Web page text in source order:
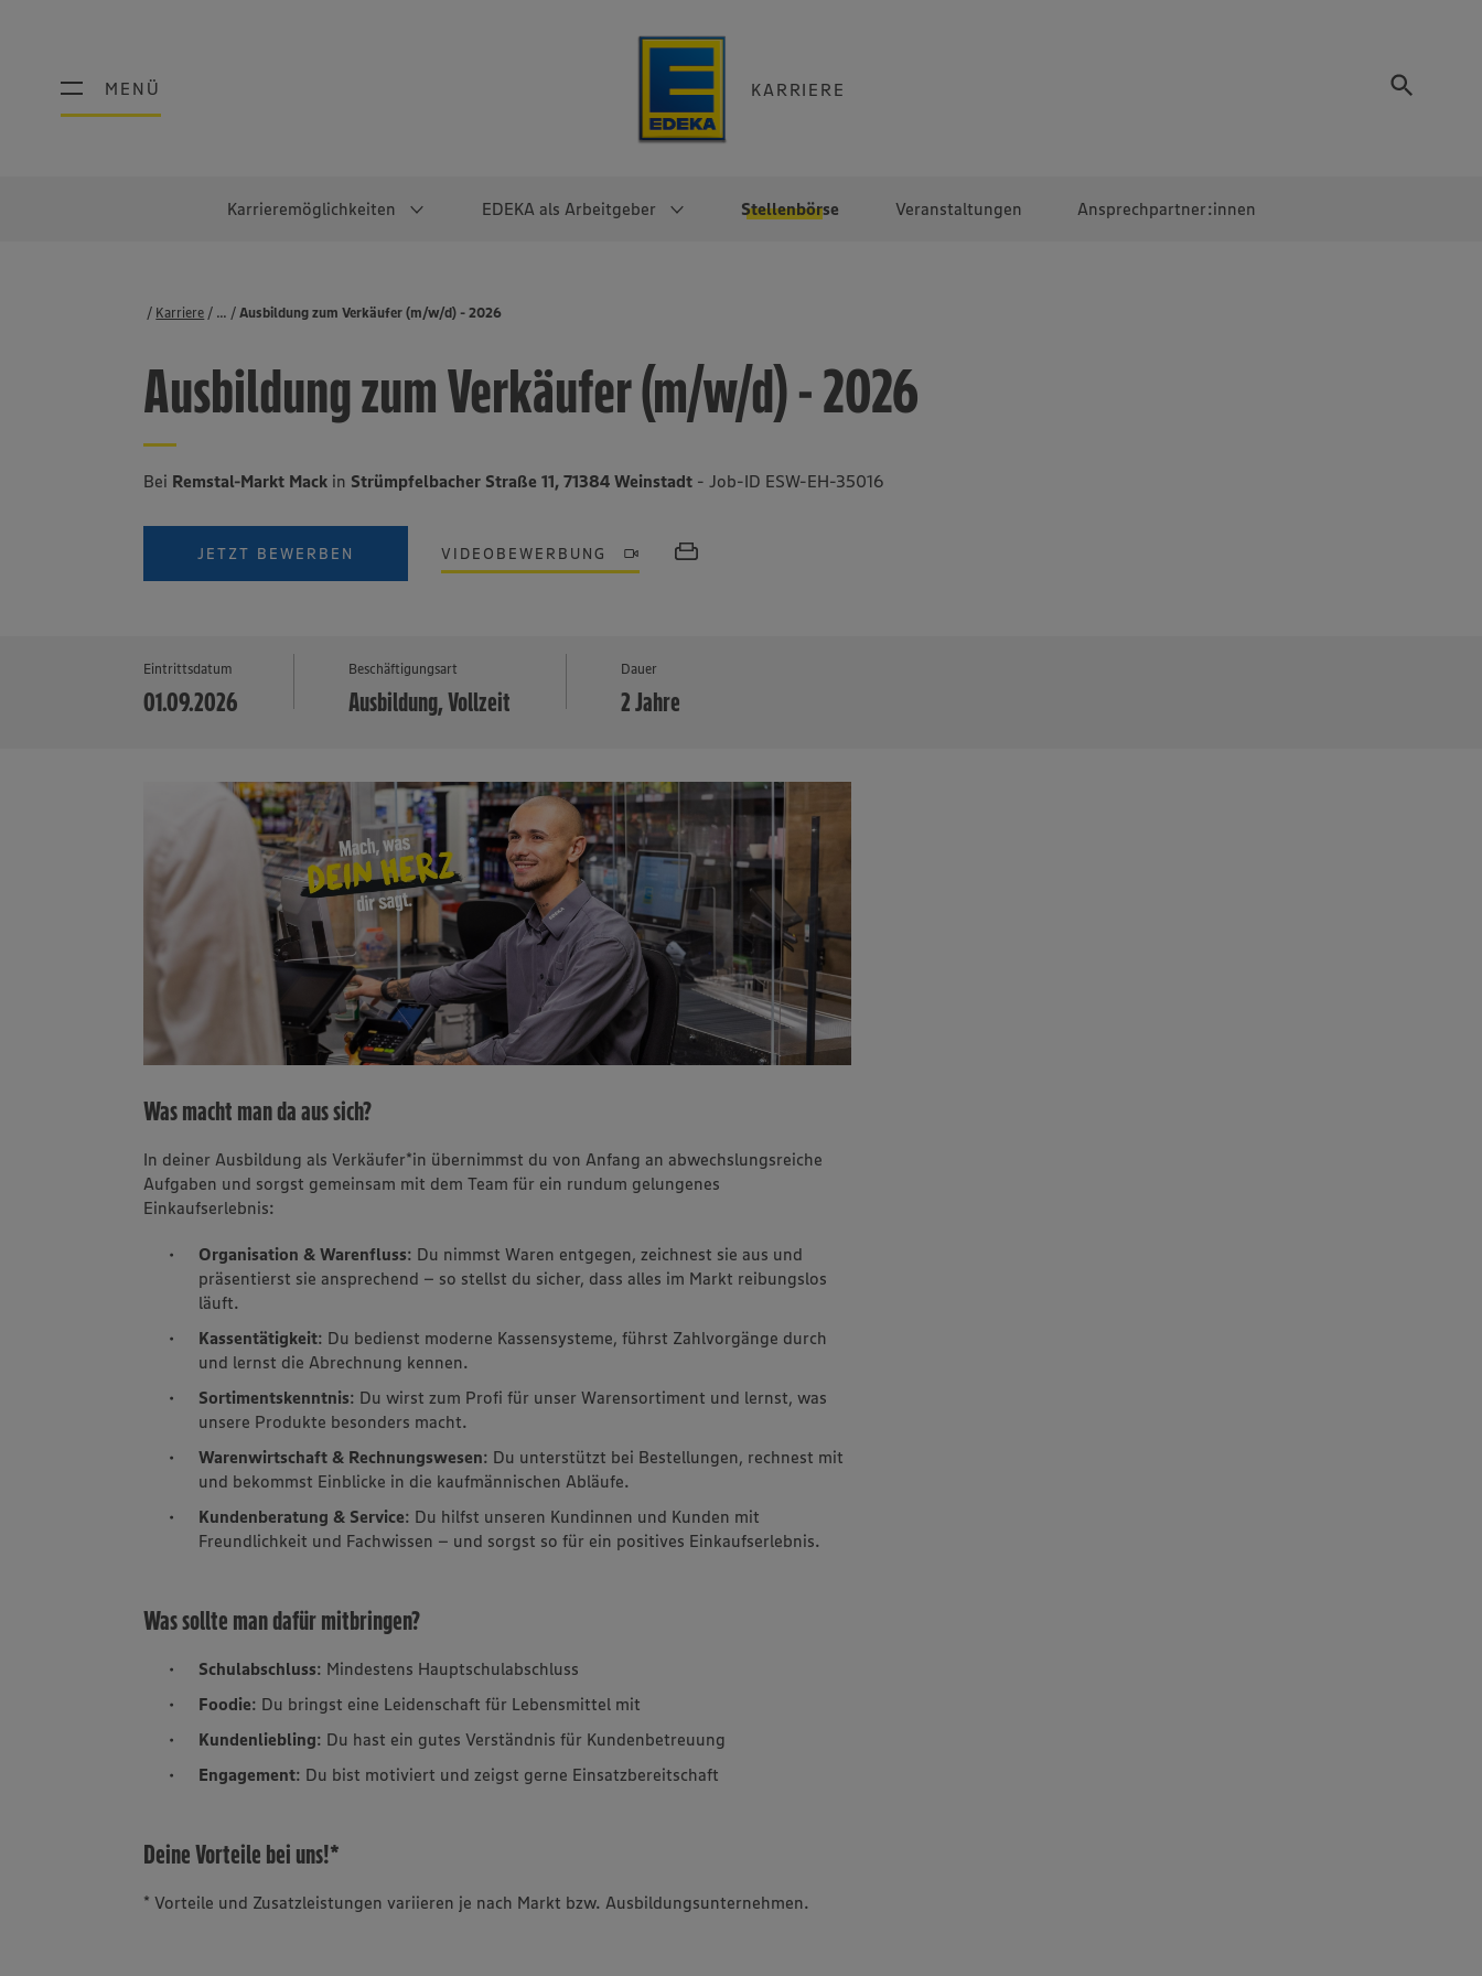
MENÜ KARRIERE
MENÜ
Karrieremöglichkeiten EDEKA als Arbeitgeber Stellenbörse Veranstaltungen Ansprechpartner:innen
Schülerpraktikum Abschlussarbeiten
Werkstudierendentätigkeit
Direkteinstieg
Noch Fragen?
Selbstständig mit EDEKA
Faires Gehalt
Diversität
Lebensmittelproduktion
Lager & Logistik
EDEKA-Zentrale
EDEKA Fruchtkontor
EDEKA-
Regionalgesellschaften
Karriere Stellenbörse
Ausbildung zum Verkäufer (m/w/d) - 2026
...
Ausbildung zum Verkäufer (m/w/d) - 2026
Bei Remstal-Markt Mack in Strümpfelbacher Straße 11, 71384 Weinstadt - Job-ID ESW-EH-35016
JETZT BEWERBEN VIDEOBEWERBUNG
Eintrittsdatum
01.09.2026
Beschäftigungsart
Ausbildung, Vollzeit
Dauer
2 Jahre
Was macht man da aus sich?
In deiner Ausbildung als Verkäufer*in übernimmst du von Anfang an abwechslungsreiche
Aufgaben und sorgst gemeinsam mit dem Team für ein rundum gelungenes
Einkaufserlebnis:
Organisation & Warenfluss: Du nimmst Waren entgegen, zeichnest sie aus und
präsentierst sie ansprechend – so stellst du sicher, dass alles im Markt reibungslos
läuft.
Kassentätigkeit: Du bedienst moderne Kassensysteme, führst Zahlvorgänge durch
und lernst die Abrechnung kennen.
Sortimentskenntnis: Du wirst zum Profi für unser Warensortiment und lernst, was
unsere Produkte besonders macht.
Warenwirtschaft & Rechnungswesen: Du unterstützt bei Bestellungen, rechnest mit
und bekommst Einblicke in die kaufmännischen Abläufe.
Kundenberatung & Service: Du hilfst unseren Kundinnen und Kunden mit
Freundlichkeit und Fachwissen – und sorgst so für ein positives Einkaufserlebnis.
Was sollte man dafür mitbringen?
Schulabschluss: Mindestens Hauptschulabschluss
Foodie: Du bringst eine Leidenschaft für Lebensmittel mit
Kundenliebling: Du hast ein gutes Verständnis für Kundenbetreuung
Engagement: Du bist motiviert und zeigst gerne Einsatzbereitschaft
Deine Vorteile bei uns!*
* Vorteile und Zusatzleistungen variieren je nach Markt bzw. Ausbildungsunternehmen.